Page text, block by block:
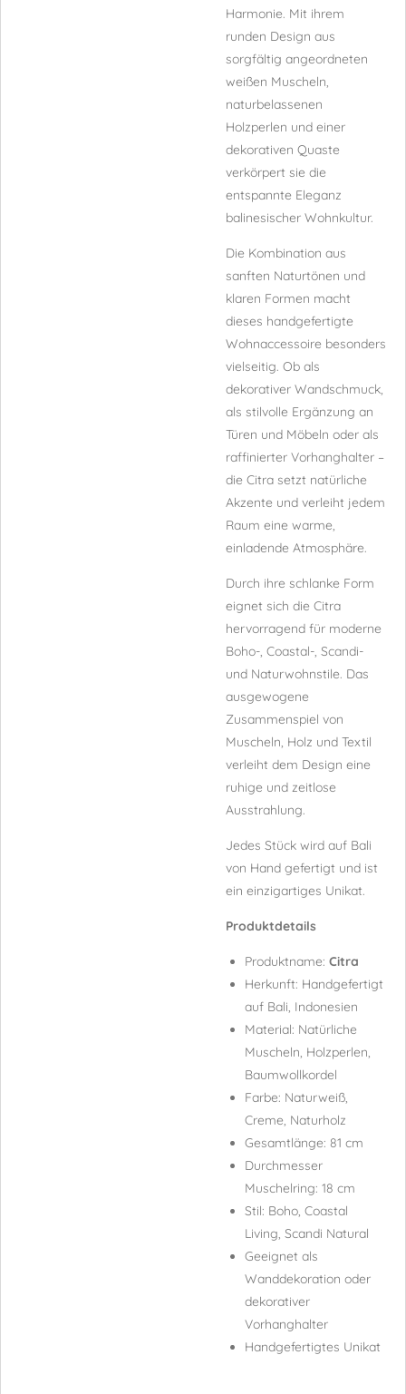
Harmonie. Mit ihrem
runden Design aus
sorgfältig angeordneten
weißen Muscheln,
naturbelassenen
Holzperlen und einer
dekorativen Quaste
verkörpert sie die
entspannte Eleganz
balinesischer Wohnkultur.
Die Kombination aus
sanften Naturtönen und
klaren Formen macht
dieses handgefertigte
Wohnaccessoire besonders
vielseitig. Ob als
dekorativer Wandschmuck,
als stilvolle Ergänzung an
Türen und Möbeln oder als
raffinierter Vorhanghalter –
die Citra setzt natürliche
Akzente und verleiht jedem
Raum eine warme,
einladende Atmosphäre.
Durch ihre schlanke Form
eignet sich die Citra
hervorragend für moderne
Boho-, Coastal-, Scandi-
und Naturwohnstile. Das
ausgewogene
Zusammenspiel von
Muscheln, Holz und Textil
verleiht dem Design eine
ruhige und zeitlose
Ausstrahlung.
Jedes Stück wird auf Bali
von Hand gefertigt und ist
ein einzigartiges Unikat.
Produktdetails
Produktname: Citra
Herkunft: Handgefertigt
auf Bali, Indonesien
Material: Natürliche
Muscheln, Holzperlen,
Baumwollkordel
Farbe: Naturweiß,
Creme, Naturholz
Gesamtlänge: 81 cm
Durchmesser
Muschelring: 18 cm
Stil: Boho, Coastal
Living, Scandi Natural
Geeignet als
Wanddekoration oder
dekorativer
Vorhanghalter
Handgefertigtes Unikat